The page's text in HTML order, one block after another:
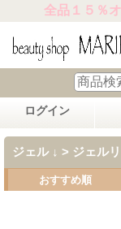
全品１５％
ログイン
ジェル ↓ > ジェル
おすすめ順